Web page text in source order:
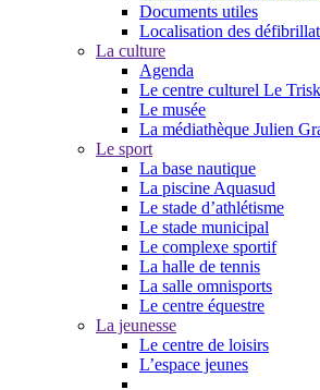
Documents utiles
Localisation des
La culture
Agenda
Le centre culturel Le
Le musée
La médiathèque Julien
Le sport
La base nautique
La piscine Aquasud
Le stade d’athlétisme
Le stade municipal
Le complexe sportif
La halle de tennis
La salle omnisports
Le centre équestre
La jeunesse
Le centre de loisirs
L’espace jeunes